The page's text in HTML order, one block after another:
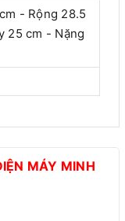
- Rộng 28.5
25 cm - Nặng
MÁY MINH